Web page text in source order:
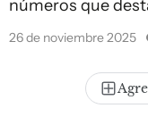
números que
26 de noviembre 2025